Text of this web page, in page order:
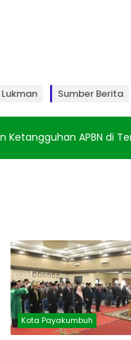
Sumber Berita
Ketangguhan APBN di
Kota Payakumbuh